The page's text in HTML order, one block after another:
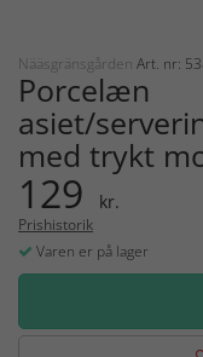
Nääsgränsgården Art. nr:
Porcelæn
asiet/
med trykt
129 kr.
Prishistorik
Varen er på lager